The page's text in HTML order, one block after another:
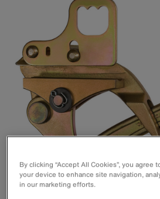
By clicking “Accept All Cookies”, you agree
your device to enhance site navigation,
in our marketing efforts.